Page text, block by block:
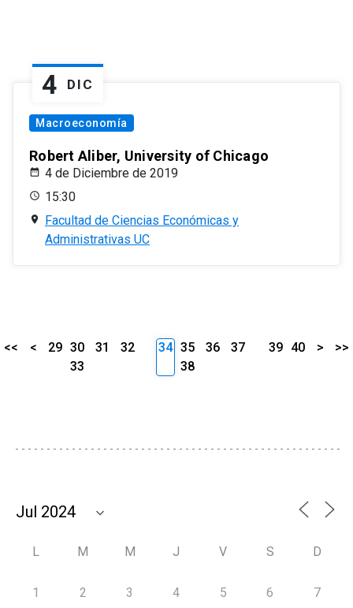
4 DIC
Macroeconomía
Robert Aliber, University of Chicago
4 de Diciembre de 2019
15:30
Facultad de Ciencias Económicas y
Administrativas UC
<< < 29 30 31
32
33
34 35 36
37
38
39 40 > >>
L M M J V S D
1 2 3 4 5 6 7